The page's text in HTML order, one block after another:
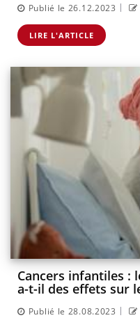
Publié le 26.12.2023 |
LIRE L'ARTICLE
Cancers infantiles :
a-t-il des effets sur
Publié le 28.08.2023 |